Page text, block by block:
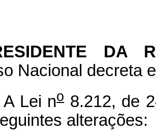
DA
Nacional decreta
Lei no8.212, de
alterações: